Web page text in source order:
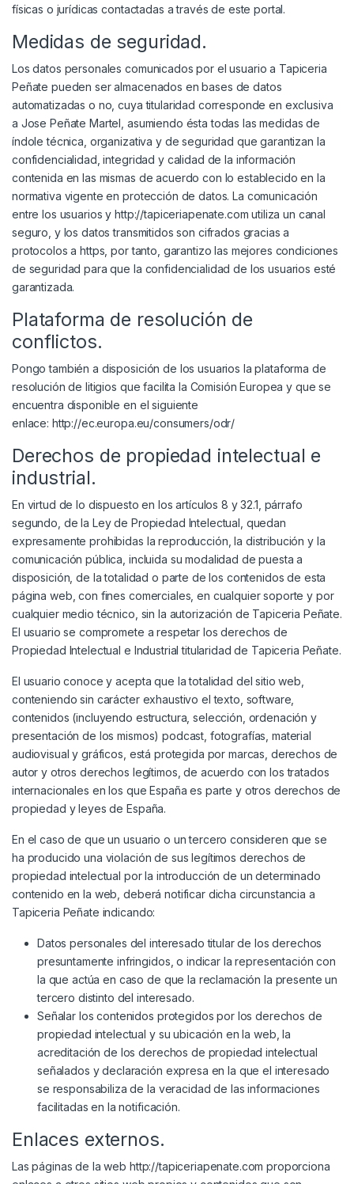
físicas o jurídicas contactadas a través de este portal.
Medidas de seguridad.
Los datos personales comunicados por el usuario a Tapiceria
Peñate pueden ser almacenados en bases de datos
automatizadas o no, cuya titularidad corresponde en exclusiva
a Jose Peñate Martel, asumiendo ésta todas las medidas de
índole técnica, organizativa y de seguridad que garantizan la
confidencialidad, integridad y calidad de la información
contenida en las mismas de acuerdo con lo establecido en la
normativa vigente en protección de datos. La comunicación
entre los usuarios y http://tapiceriapenate.com utiliza un canal
seguro, y los datos transmitidos son cifrados gracias a
protocolos a https, por tanto, garantizo las mejores condiciones
de seguridad para que la confidencialidad de los usuarios esté
garantizada.
Plataforma de resolución de
conflictos.
Pongo también a disposición de los usuarios la plataforma de
resolución de litigios que facilita la Comisión Europea y que se
encuentra disponible en el siguiente
enlace: http://ec.europa.eu/consumers/odr/
Derechos de propiedad intelectual e
industrial.
En virtud de lo dispuesto en los artículos 8 y 32.1, párrafo
segundo, de la Ley de Propiedad Intelectual, quedan
expresamente prohibidas la reproducción, la distribución y la
comunicación pública, incluida su modalidad de puesta a
disposición, de la totalidad o parte de los contenidos de esta
página web, con fines comerciales, en cualquier soporte y por
cualquier medio técnico, sin la autorización de Tapiceria Peñate.
El usuario se compromete a respetar los derechos de
Propiedad Intelectual e Industrial titularidad de Tapiceria Peñate.
El usuario conoce y acepta que la totalidad del sitio web,
conteniendo sin carácter exhaustivo el texto, software,
contenidos (incluyendo estructura, selección, ordenación y
presentación de los mismos) podcast, fotografías, material
audiovisual y gráficos, está protegida por marcas, derechos de
autor y otros derechos legítimos, de acuerdo con los tratados
internacionales en los que España es parte y otros derechos de
propiedad y leyes de España.
En el caso de que un usuario o un tercero consideren que se
ha producido una violación de sus legítimos derechos de
propiedad intelectual por la introducción de un determinado
contenido en la web, deberá notificar dicha circunstancia a
Tapiceria Peñate indicando:
Datos personales del interesado titular de los derechos
presuntamente infringidos, o indicar la representación con
la que actúa en caso de que la reclamación la presente un
tercero distinto del interesado.
Señalar los contenidos protegidos por los derechos de
propiedad intelectual y su ubicación en la web, la
acreditación de los derechos de propiedad intelectual
señalados y declaración expresa en la que el interesado
se responsabiliza de la veracidad de las informaciones
facilitadas en la notificación.
Enlaces externos.
Las páginas de la web http://tapiceriapenate.com proporciona